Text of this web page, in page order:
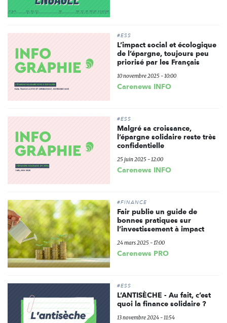
#ESS
L’impact social et écologique
de l’épargne, toujours peu
priorisé par les Français
10 novembre 2025 - 10:00
Carenews INFO
#ESS
Malgré sa croissance,
l’épargne solidaire reste très
confidentielle
25 juin 2025 - 12:00
Carenews INFO
#FINANCE
Fair publie un guide de
bonnes pratiques sur
l’investissement à impact
24 mars 2025 - 17:00
Carenews PRO
#ESS
L’ANTISÈCHE - Au fait, c’est
quoi la finance solidaire ?
13 novembre 2024 - 11:54